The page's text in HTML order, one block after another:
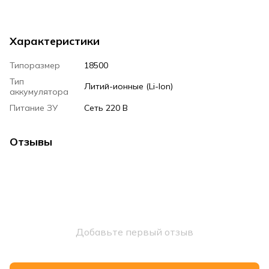
Характеристики
Типоразмер
18500
Тип
аккумулятора
Литий-ионные (Li-Ion)
Питание ЗУ
Сеть 220 В
Отзывы
Добавьте первый отзыв